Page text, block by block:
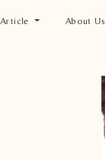
Article About Us